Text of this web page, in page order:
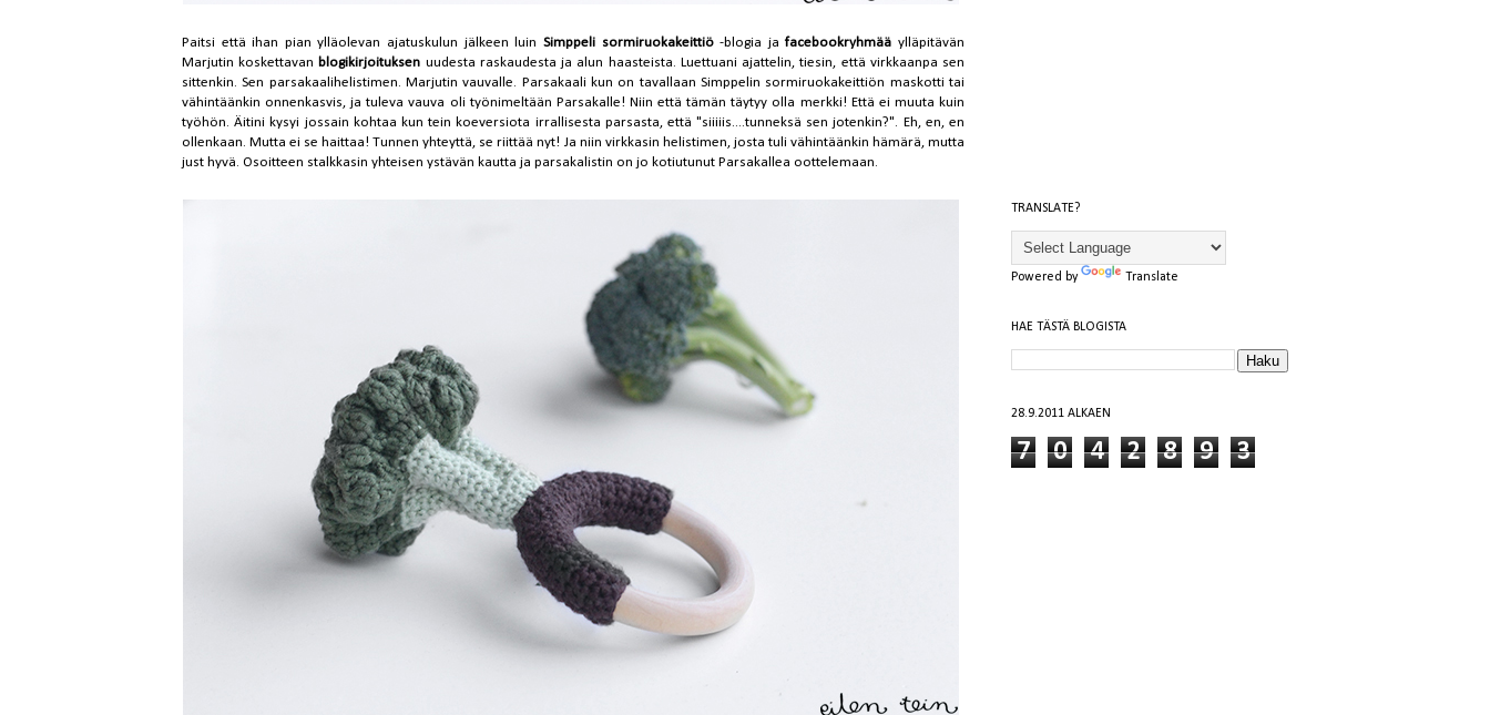
Paitsi että ihan pian ylläolevan ajatuskulun jälkeen luin Simppeli sormiruokakeittiö-blogia jafacebookryhmää ylläpitävän
Marjutin koskettavan blogikirjoituksen uudesta raskaudesta ja alun haasteista. Luettuani ajattelin, tiesin, että virkkaanpa sen
sittenkin. Sen parsakaalihelistimen. Marjutin vauvalle. Parsakaali kun on tavallaan Simppelin sormiruokakeittiön maskotti tai
vähintäänkin onnenkasvis, ja tuleva vauva oli työnimeltään Parsakalle! Niin että tämän täytyy olla merkki! Että ei muuta kuin
työhön. Äitini kysyi jossain kohtaa kun tein koeversiota irrallisesta parsasta, että "siiiiis....tunneksä sen jotenkin?". Eh, en, en
ollenkaan. Mutta ei se haittaa! Tunnen yhteyttä, se riittää nyt! Ja niin virkkasin helistimen, josta tuli vähintäänkin hämärä, mutta
just hyvä. Osoitteen stalkkasin yhteisen ystävän kautta ja parsakalistin on jo kotiutunut Parsakallea oottelemaan.
TRANSLATE?
Powered by Translate
HAE TÄSTÄ BLOGISTA
28.9.2011 ALKAEN
7 0 4 2 8 9 3